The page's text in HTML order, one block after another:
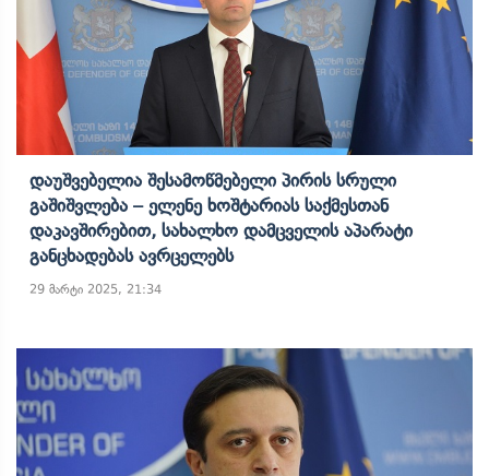
Დაუშვებელია Შესამოწმებელი Პირის Სრული
Გაშიშვლება – Ელენე Ხოშტარიას Საქმესთან
Დაკავშირებით, Სახალხო Დამცველის Აპარატი
Განცხადებას Ავრცელებს
29 მარტი 2025, 21:34